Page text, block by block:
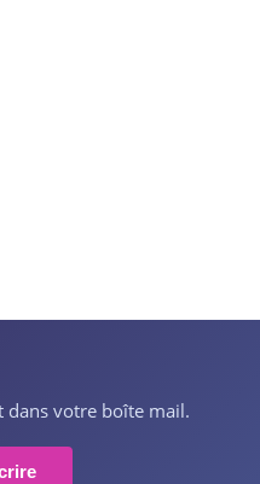
dans votre boîte mail.